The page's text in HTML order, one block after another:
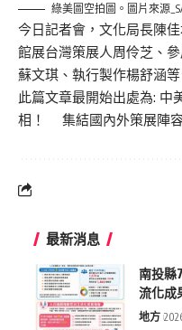
綠美圖空拍圖。圖片來源
今日記者會，文化局長陳
館展台灣策展人周伶芝、
蘇文琪、執行製作楊舒涵
此篇文章最開始出處為: 中
相！ 集結國內外策展陣
最新消息
南投縣
流化成
地方